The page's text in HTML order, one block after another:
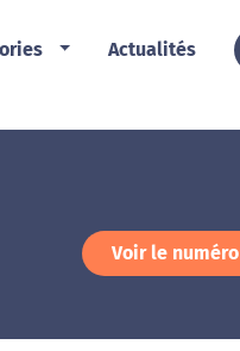
Actualités
Voir le numéro